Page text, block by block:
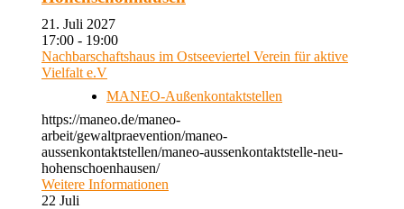
21. Juli 2027
17:00 - 19:00
Nachbarschaftshaus im Ostseeviertel Verein für aktive
Vielfalt e.V
MANEO-Außenkontaktstellen
https://maneo.de/maneo-
arbeit/gewaltpraevention/maneo-
aussenkontaktstellen/maneo-aussenkontaktstelle-neu-
hohenschoenhausen/
Weitere Informationen
22 Juli